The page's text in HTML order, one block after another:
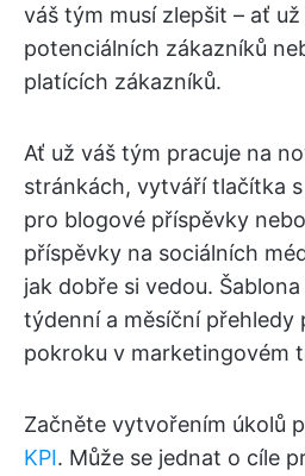
váš tým musí zlepšit – ať
potenciálních zákazníků
platících zákazníků.
Ať už váš tým pracuje na
stránkách, vytváří tlačítka
pro blogové příspěvky
příspěvky na sociálních
jak dobře si vedou.
týdenní a měsíční přehledy
pokroku v marketingovém
Začněte vytvořením úkolů
KPI. Může se jednat o cíle